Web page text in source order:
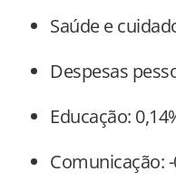
Saúde e
Despesas
Educação:
Comunicação: